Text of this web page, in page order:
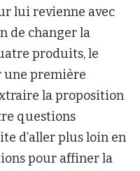
lui revienne avec
de changer la
produits, le
une première
la proposition
questions
d’aller plus loin en
pour affiner la